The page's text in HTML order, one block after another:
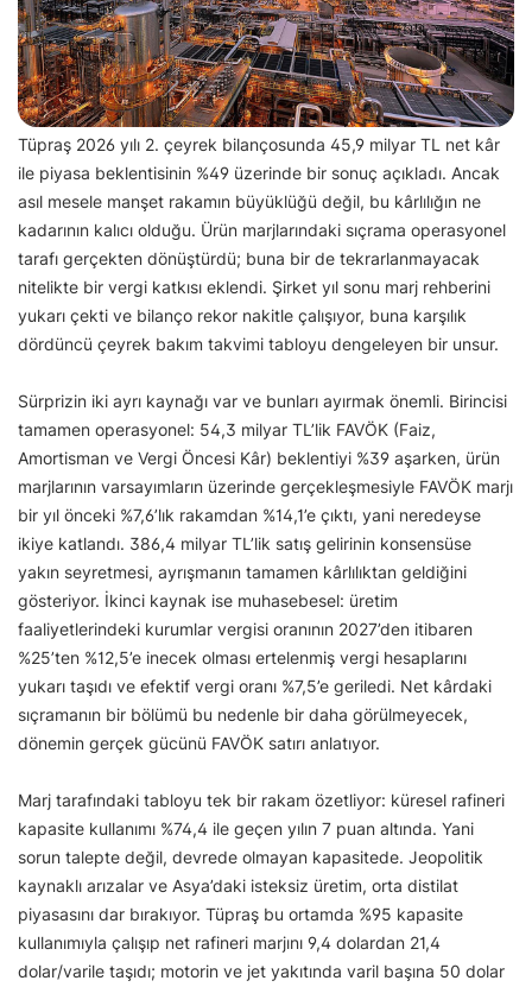
Tüpraş 2026 yılı 2. çeyrek bilançosunda 45,9 milyar TL net kâr
ile piyasa beklentisinin %49 üzerinde bir sonuç açıkladı. Ancak
asıl mesele manşet rakamın büyüklüğü değil, bu kârlılığın ne
kadarının kalıcı olduğu. Ürün marjlarındaki sıçrama operasyonel
tarafı gerçekten dönüştürdü; buna bir de tekrarlanmayacak
nitelikte bir vergi katkısı eklendi. Şirket yıl sonu marj rehberini
yukarı çekti ve bilanço rekor nakitle çalışıyor, buna karşılık
dördüncü çeyrek bakım takvimi tabloyu dengeleyen bir unsur.
Sürprizin iki ayrı kaynağı var ve bunları ayırmak önemli. Birincisi
tamamen operasyonel: 54,3 milyar TL’lik FAVÖK (Faiz,
Amortisman ve Vergi Öncesi Kâr) beklentiyi %39 aşarken, ürün
marjlarının varsayımların üzerinde gerçekleşmesiyle FAVÖK marjı
bir yıl önceki %7,6’lık rakamdan %14,1’e çıktı, yani neredeyse
ikiye katlandı. 386,4 milyar TL’lik satış gelirinin konsensüse
yakın seyretmesi, ayrışmanın tamamen kârlılıktan geldiğini
gösteriyor. İkinci kaynak ise muhasebesel: üretim
faaliyetlerindeki kurumlar vergisi oranının 2027’den itibaren
%25’ten %12,5’e inecek olması ertelenmiş vergi hesaplarını
yukarı taşıdı ve efektif vergi oranı %7,5’e geriledi. Net kârdaki
sıçramanın bir bölümü bu nedenle bir daha görülmeyecek,
dönemin gerçek gücünü FAVÖK satırı anlatıyor.
Marj tarafındaki tabloyu tek bir rakam özetliyor: küresel rafineri
kapasite kullanımı %74,4 ile geçen yılın 7 puan altında. Yani
sorun talepte değil, devrede olmayan kapasitede. Jeopolitik
kaynaklı arızalar ve Asya’daki isteksiz üretim, orta distilat
piyasasını dar bırakıyor. Tüpraş bu ortamda %95 kapasite
kullanımıyla çalışıp net rafineri marjını 9,4 dolardan 21,4
dolar/varile taşıdı; motorin ve jet yakıtında varil başına 50 dolar